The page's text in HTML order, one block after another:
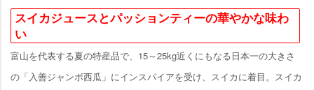
スイカジュースとパッションティーの華やかな味わ
い
富山を代表する夏の特産品で、15～25kg近くにもなる日本一の大きさ
の「入善ジャンボ西瓜」にインスパイアを受け、スイカに着目。スイカ